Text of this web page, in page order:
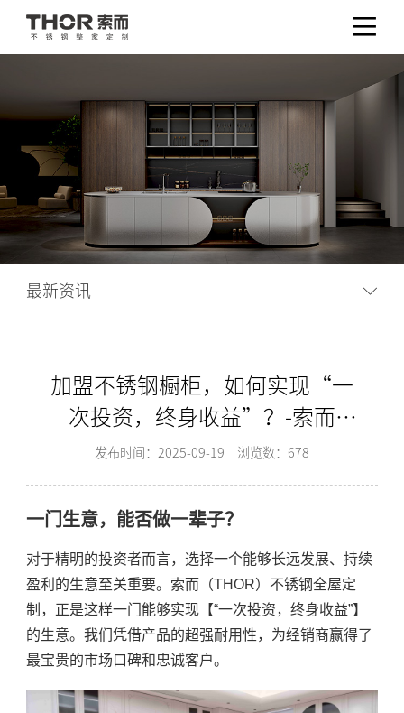
最新资讯
加盟不锈钢橱柜，如何实现“一
次投资，终身收益”？-索而
THOR
发布时间：2025-09-19 浏览数：678
一门生意，能否做一辈子？
对于精明的投资者而言，选择一个能够长远发展、持续
盈利的生意至关重要。索而（THOR）不锈钢全屋定
制，正是这样一门能够实现【“一次投资，终身收益”】
的生意。我们凭借产品的超强耐用性，为经销商赢得了
最宝贵的市场口碑和忠诚客户。